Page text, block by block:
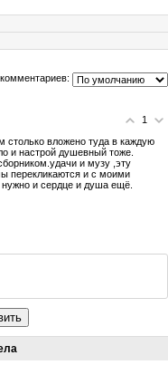
1
столько вложено туда в каждую
и настрой душевный тоже.
и музу ,эту
перекликаются и с моими
нужно и сердце и душа ещё.